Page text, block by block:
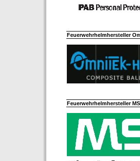
Feuerwehrhelmhersteller
Feuerwehrhelmhersteller